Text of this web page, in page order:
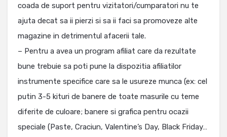
coada de suport pentru vizitatori/cumparatori nu te
ajuta decat sa ii pierzi si sa ii faci sa promoveze alte
magazine in detrimentul afacerii tale.
– Pentru a avea un program afiliat care da rezultate
bune trebuie sa poti pune la dispozitia afiliatilor
instrumente specifice care sa le usureze munca (ex: cel
putin 3-5 kituri de banere de toate masurile cu teme
diferite de culoare; banere si grafica pentru ocazii
speciale (Paste, Craciun, Valentine’s Day, Black Friday…